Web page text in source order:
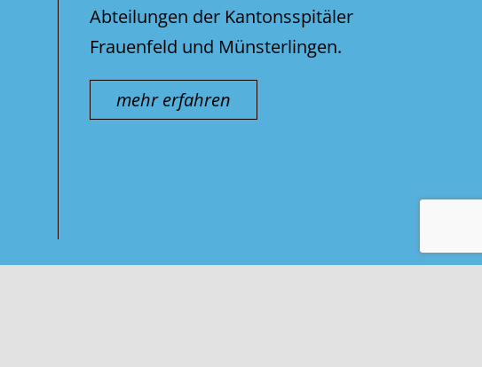
Abteilungen der Kantonsspitäler
Frauenfeld und Münsterlingen.
mehr erfahren